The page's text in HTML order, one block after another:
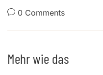
0 Comments
Mehr wie das